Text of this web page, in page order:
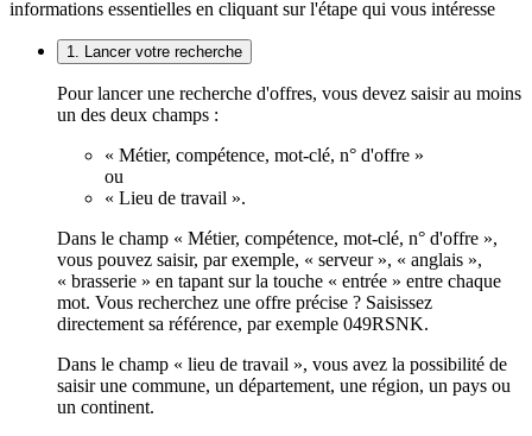
informations essentielles en cliquant sur l'étape qui vous intéresse
1. Lancer votre recherche
Pour lancer une recherche d'offres, vous devez saisir au moins
un des deux champs :
« Métier, compétence, mot-clé, n° d'offre »
ou
« Lieu de travail ».
Dans le champ « Métier, compétence, mot-clé, n° d'offre »,
vous pouvez saisir, par exemple, « serveur », « anglais »,
« brasserie » en tapant sur la touche « entrée » entre chaque
mot. Vous recherchez une offre précise ? Saisissez
directement sa référence, par exemple 049RSNK.
Dans le champ « lieu de travail », vous avez la possibilité de
saisir une commune, un département, une région, un pays ou
un continent.